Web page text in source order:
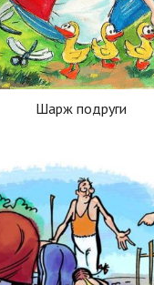
Шарж подруги